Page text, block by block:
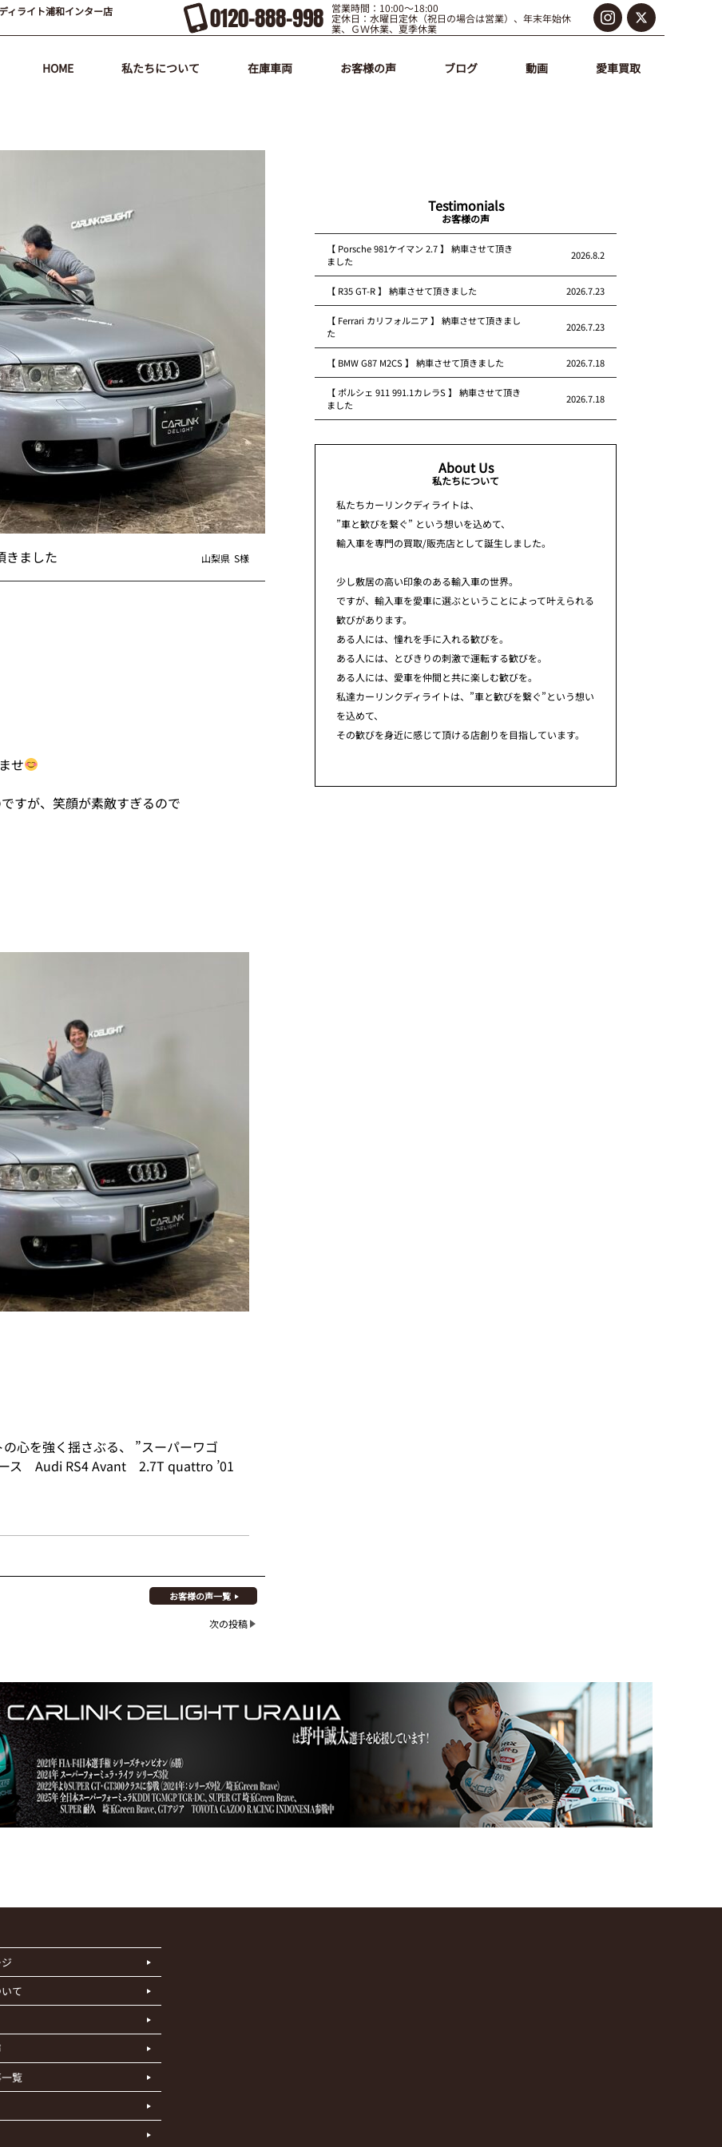
ィライト浦和インター店
0120-888-998 営業時間：10:00～18:00
定休日：水曜日定休（祝日の場合は営業）、年末年始休
業、ＧＷ休業、夏季休業
HOME 私たちについて 在庫車両 お客様の声 ブログ 動画 愛車買取
きました 山梨県 S様
せ
すが、笑顔が素敵すぎるので
心を強く揺さぶる、 ”スーパーワゴ
ース Audi RS4 Avant 2.7T quattro ’01
お客様の声一覧
次の投稿
Testimonials
お客様の声
【 Porsche 981ケイマン 2.7 】 納車させて頂き
ました
2026.8.2
【 R35 GT-R 】 納車させて頂きました 2026.7.23
【 Ferrari カリフォルニア 】 納車させて頂きまし
た
2026.7.23
【 BMW G87 M2CS 】 納車させて頂きました 2026.7.18
【 ポルシェ 911 991.1カレラS 】 納車させて頂き
ました
2026.7.18
About Us
私たちについて
私たちカーリンクディライトは、
”車と歓びを繋ぐ” という想いを込めて、
輸入車を専門の買取/販売店として誕生しました。
少し敷居の高い印象のある輸入車の世界。
ですが、輸入車を愛車に選ぶということによって叶えられる
歓びがあります。
ある人には、憧れを手に入れる歓びを。
ある人には、とびきりの刺激で運転する歓びを。
ある人には、愛車を仲間と共に楽しむ歓びを。
私達カーリンクディライトは、”車と歓びを繋ぐ”という想い
を込めて、
その歓びを身近に感じて頂ける店創りを目指しています。
て
覧